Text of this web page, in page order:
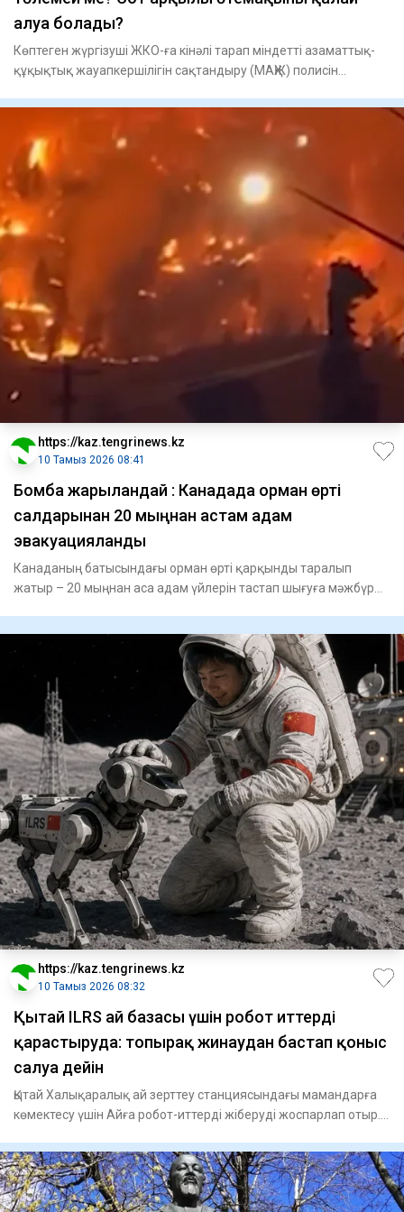
алуға болады?
Көптеген жүргізуші ЖКО-ға кінәлі тарап міндетті азаматтық-
құқықтық жауапкершілігін сақтандыру (МАҚЖ) полисін
https://kaz.tengrinews.kz
10 Тамыз 2026 08:41
Бомба жарылғандай : Канадада орман өрті
салдарынан 20 мыңнан астам адам
эвакуацияланды
Канаданың батысындағы орман өрті қарқынды таралып
жатыр – 20 мыңнан аса адам үйлерін тастап шығуға мәжбүр
https://kaz.tengrinews.kz
10 Тамыз 2026 08:32
Қытай ILRS ай базасы үшін робот иттерді
қарастыруда: топырақ жинаудан бастап қоныс
салуға дейін
Қытай Халықаралық ай зерттеу станциясындағы мамандарға
көмектесу үшін Айға робот-иттерді жіберуді жоспарлап отыр.